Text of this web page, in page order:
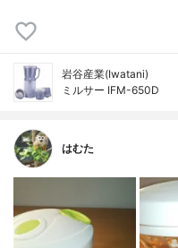
岩谷産業(Iwatani)
ミルサー IFM-650D
はむた